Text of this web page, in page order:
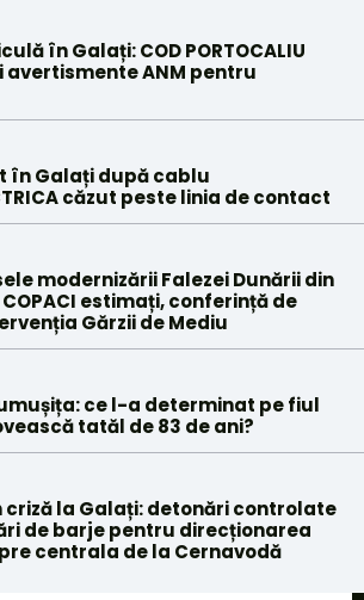
în Galați: COD PORTOCALIU
avertismente ANM pentru
în Galați după cablu
căzut peste linia de contact
modernizării Falezei Dunării din
estimați, conferință de
Gărzii de Mediu
ce l-a determinat pe fiul
tatăl de 83 de ani?
criză la Galați: detonări controlate
de barje pentru direcționarea
centrala de la Cernavodă